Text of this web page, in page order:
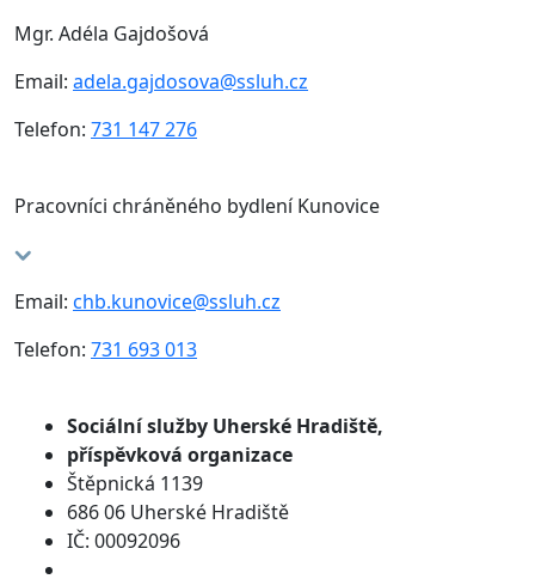
Mgr. Adéla Gajdošová
Email: adela.gajdosova@ssluh.cz
Telefon: 731 147 276
Pracovníci chráněného bydlení Kunovice
Email: chb.kunovice@ssluh.cz
Telefon: 731 693 013
Sociální služby Uherské Hradiště,
příspěvková organizace
Štěpnická 1139
686 06 Uherské Hradiště
IČ: 00092096